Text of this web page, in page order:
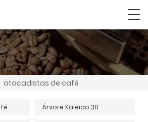
atacadistas de café
Árvore Kaleido 30